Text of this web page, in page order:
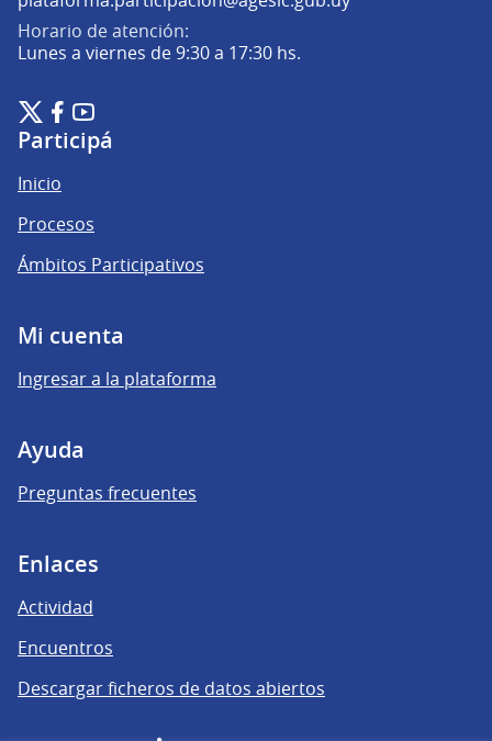
Horario de atención:
Lunes a viernes de 9:30 a 17:30 hs.
Plataforma de Participación Ciudadana Digital en X
(Enlace externo)
Plataforma de Participación Ciudadana Digital en Facebook
(Enlace externo)
Plataforma de Participación Ciudadana Digital en
(Enlace externo)
Participá
Inicio
Procesos
Ámbitos Participativos
Mi cuenta
Ingresar a la plataforma
Ayuda
Preguntas frecuentes
Enlaces
Actividad
Encuentros
Descargar ficheros de datos abiertos